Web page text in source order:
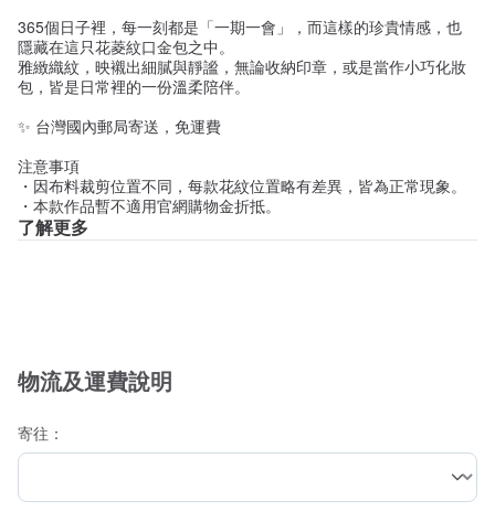
365個日子裡，每一刻都是「一期一會」
，而這樣的珍貴情感，也
隱藏在這只花菱紋口金包之中。
雅緻織紋，映襯出細膩與靜謐，無論收納印章，或是當作小巧化妝
包，皆是日常裡的一份溫柔陪伴。
✨ 台灣國內郵局寄送，免運費
注意事項
・因布料裁剪位置不同，每款花紋位置略有差異，皆為正常現象。
・本款作品暫不適用官網購物金折抵。
了解更多
物流及運費說明
寄往：